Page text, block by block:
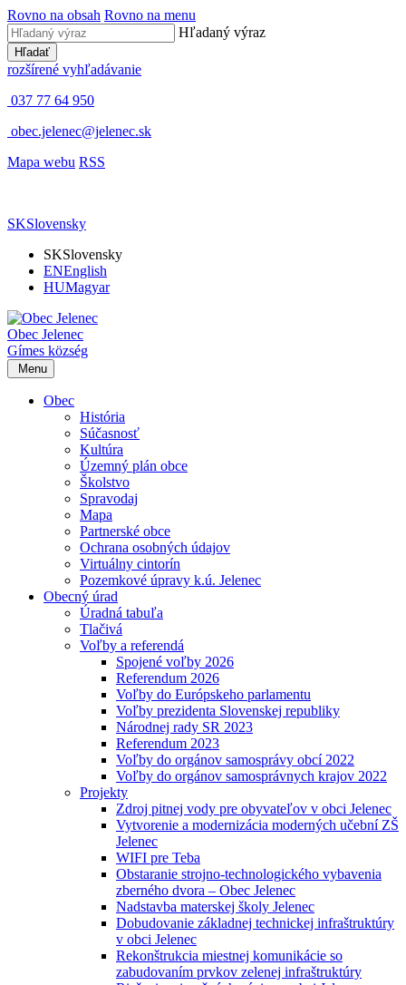
Rovno na obsah Rovno na menu
Hľadaný výraz
Hľadať
rozšírené vyhľadávanie
037 77 64 950
obec.jelenec@jelenec.sk
Mapa webu RSS
SKSlovensky
SKSlovensky
ENEnglish
HUMagyar
Obec Jelenec
Gímes község
Menu
Obec
História
Súčasnosť
Kultúra
Územný plán obce
Školstvo
Spravodaj
Mapa
Partnerské obce
Ochrana osobných údajov
Virtuálny cintorín
Pozemkové úpravy k.ú. Jelenec
Obecný úrad
Úradná tabuľa
Tlačivá
Voľby a referendá
Spojené voľby 2026
Referendum 2026
Voľby do Európskeho parlamentu
Voľby prezidenta Slovenskej republiky
Národnej rady SR 2023
Referendum 2023
Voľby do orgánov samosprávy obcí 2022
Voľby do orgánov samosprávnych krajov 2022
Projekty
Zdroj pitnej vody pre obyvateľov v obci Jelenec
Vytvorenie a modernizácia moderných učební ZŠ
Jelenec
WIFI pre Teba
Obstaranie strojno-technologického vybavenia
zberného dvora – Obec Jelenec
Nadstavba materskej školy Jelenec
Dobudovanie základnej technickej infraštruktúry
v obci Jelenec
Rekonštrukcia miestnej komunikácie so
zabudovaním prvkov zelenej infraštruktúry